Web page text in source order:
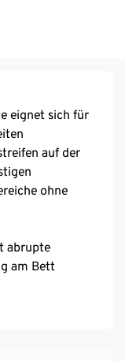
eignet sich für
auf der
ohne
abrupte
am Bett